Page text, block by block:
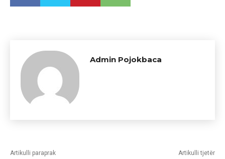
Admin Pojokbaca
Artikulli paraprak Artikulli tjetër